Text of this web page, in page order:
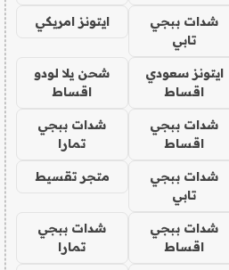
شدات ببجي
تابي
ايتونز امريكي
ايتونز سعودي
اقساط
شحن يلا لودو
اقساط
شدات ببجي
اقساط
شدات ببجي
تمارا
شدات ببجي
تابي
متجر تقسيط
شدات ببجي
اقساط
شدات ببجي
تمارا